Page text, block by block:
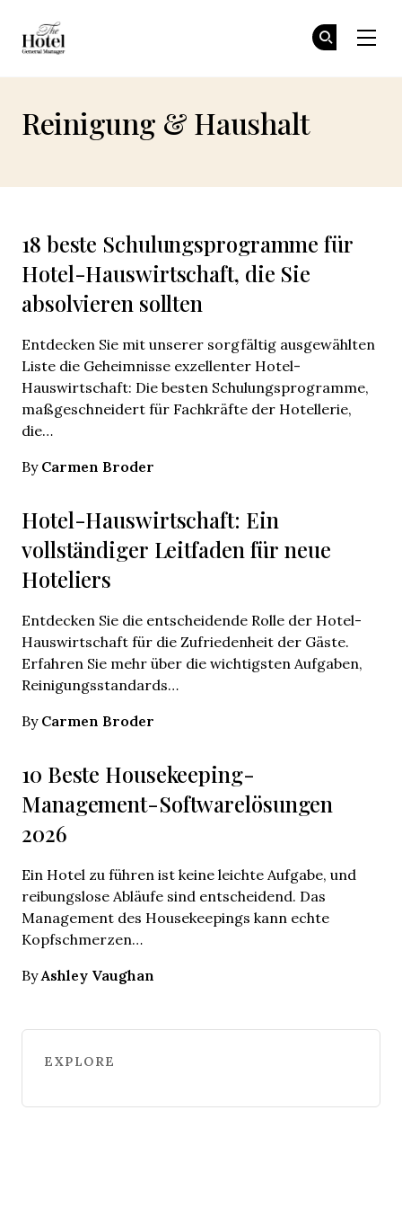
Reinigung & Haushalt
18 beste Schulungsprogramme für
Hotel-Hauswirtschaft, die Sie
absolvieren sollten
Entdecken Sie mit unserer sorgfältig ausgewählten
Liste die Geheimnisse exzellenter Hotel-
Hauswirtschaft: Die besten Schulungsprogramme,
maßgeschneidert für Fachkräfte der Hotellerie,
die…
By Carmen Broder
Hotel-Hauswirtschaft: Ein
vollständiger Leitfaden für neue
Hoteliers
Entdecken Sie die entscheidende Rolle der Hotel-
Hauswirtschaft für die Zufriedenheit der Gäste.
Erfahren Sie mehr über die wichtigsten Aufgaben,
Reinigungsstandards…
By Carmen Broder
10 Beste Housekeeping-
Management-Softwarelösungen
2026
Ein Hotel zu führen ist keine leichte Aufgabe, und
reibungslose Abläufe sind entscheidend. Das
Management des Housekeepings kann echte
Kopfschmerzen…
ByAshley Vaughan
EXPLORE